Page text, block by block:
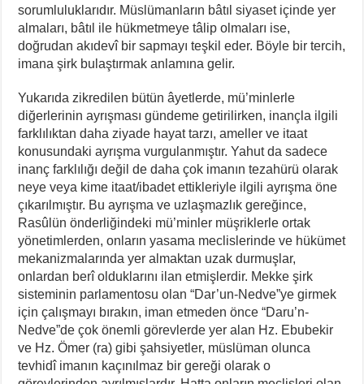
sorumluluklarıdır. Müslümanların bâtıl siyaset içinde yer
almaları, bâtıl ile hükmetmeye tâlip olmaları ise,
doğrudan akıdevî bir sapmayı teşkil eder. Böyle bir tercih,
imana şirk bulaştırmak anlamına gelir.
Yukarıda zikredilen bütün âyetlerde, mü’minlerle
diğerlerinin ayrışması gündeme getirilirken, inançla ilgili
farklılıktan daha ziyade hayat tarzı, ameller ve itaat
konusundaki ayrışma vurgulanmıştır. Yahut da sadece
inanç farklılığı değil de daha çok imanın tezahürü olarak
neye veya kime itaat/ibadet ettikleriyle ilgili ayrışma öne
çıkarılmıştır. Bu ayrışma ve uzlaşmazlık gereğince,
Rasûlün önderliğindeki mü’minler müşriklerle ortak
yönetimlerden, onların yasama meclislerinde ve hükümet
mekanizmalarında yer almaktan uzak durmuşlar,
onlardan berî olduklarını ilan etmişlerdir. Mekke şirk
sisteminin parlamentosu olan “Dar’un-Nedve”ye girmek
için çalışmayı bırakın, iman etmeden önce “Daru’n-
Nedve”de çok önemli görevlerde yer alan Hz. Ebubekir
ve Hz. Ömer (ra) gibi şahsiyetler, müslüman olunca
tevhidî imanın kaçınılmaz bir gereği olarak o